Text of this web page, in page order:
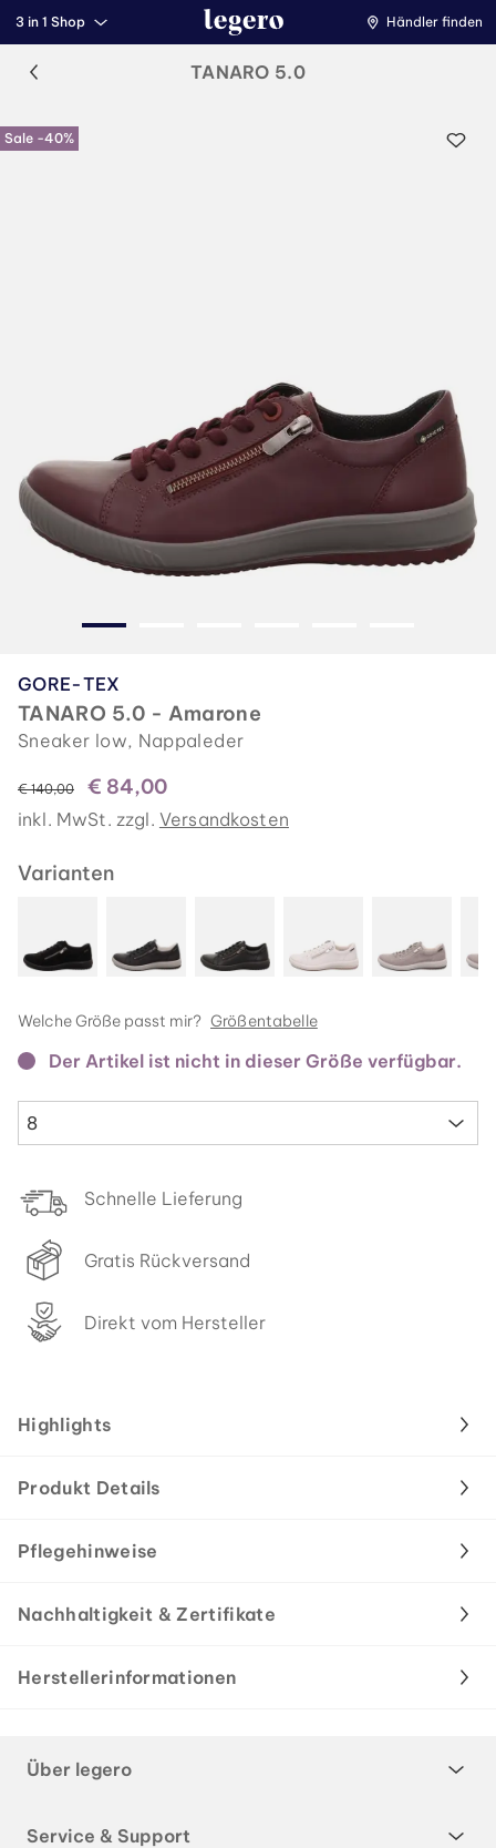
3 in 1 Shop Händler finden
TANARO 5.0
Sale -40%
GORE-TEX
TANARO 5.0 - Amarone
Sneaker low, Nappaleder
statt
€ 140,00 € 84,00
inkl. MwSt. zzgl. Versandkosten
Varianten
Welche Größe passt mir? Größentabelle
Der Artikel ist nicht in dieser Größe verfügbar.
8
Schnelle Lieferung
Gratis Rückversand
Direkt vom Hersteller
Highlights
Produkt Details
Pflegehinweise
Nachhaltigkeit & Zertifikate
Herstellerinformationen
Über legero
Service & Support